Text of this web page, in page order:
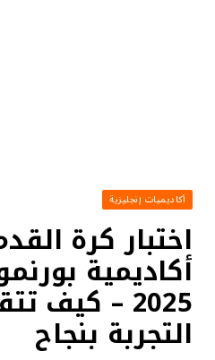
أكاديميات إنجليزية
اختبار كرة
أكاديمية
2025 – كيف
التجربة بنجاح